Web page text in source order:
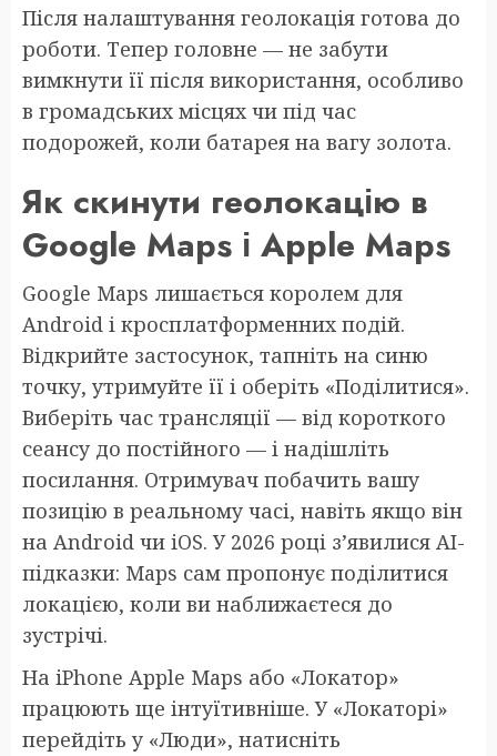
Після налаштування геолокація готова до
роботи. Тепер головне — не забути
вимкнути її після використання, особливо
в громадських місцях чи під час
подорожей, коли батарея на вагу золота.
Як скинути геолокацію в
Google Maps і Apple Maps
Google Maps лишається королем для
Android і кросплатформенних подій.
Відкрийте застосунок, тапніть на синю
точку, утримуйте її і оберіть «Поділитися».
Виберіть час трансляції — від короткого
сеансу до постійного — і надішліть
посилання. Отримувач побачить вашу
позицію в реальному часі, навіть якщо він
на Android чи iOS. У 2026 році з’явилися AI-
підказки: Maps сам пропонує поділитися
локацією, коли ви наближаєтеся до
зустрічі.
На iPhone Apple Maps або «Локатор»
працюють ще інтуїтивніше. У «Локаторі»
перейдіть у «Люди», натисніть